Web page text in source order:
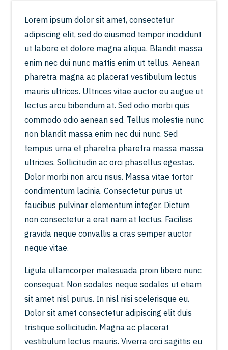
Lorem ipsum dolor sit amet, consectetur
adipiscing elit, sed do eiusmod tempor incididunt
ut labore et dolore magna aliqua. Blandit massa
enim nec dui nunc mattis enim ut tellus. Aenean
pharetra magna ac placerat vestibulum lectus
mauris ultrices. Ultrices vitae auctor eu augue ut
lectus arcu bibendum at. Sed odio morbi quis
commodo odio aenean sed. Tellus molestie nunc
non blandit massa enim nec dui nunc. Sed
tempus urna et pharetra pharetra massa massa
ultricies. Sollicitudin ac orci phasellus egestas.
Dolor morbi non arcu risus. Massa vitae tortor
condimentum lacinia. Consectetur purus ut
faucibus pulvinar elementum integer. Dictum
non consectetur a erat nam at lectus. Facilisis
gravida neque convallis a cras semper auctor
neque vitae.
Ligula ullamcorper malesuada proin libero nunc
consequat. Non sodales neque sodales ut etiam
sit amet nisl purus. In nisl nisi scelerisque eu.
Dolor sit amet consectetur adipiscing elit duis
tristique sollicitudin. Magna ac placerat
vestibulum lectus mauris. Viverra orci sagittis eu